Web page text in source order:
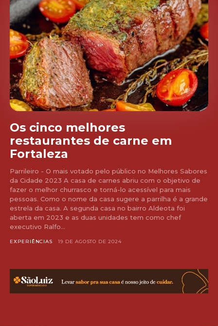
Os cinco melhores
restaurantes de carne em
Fortaleza
Parrileiro - O mais votado pelo público no Melhores Sabores
da Cidade 2023 A casa de carnes abriu com o objetivo de
fazer o melhor churrasco e torná-lo acessível para mais
pessoas. Como o nome da casa sugere a parrilha é a grande
estrela da casa. A segunda casa no bairro Aldeota foi
aberta em 2023 e as duas unidades tem como chef
executivo Ralfo...
EXPERIÊNCIAS 19 DE AGOSTO DE 2024